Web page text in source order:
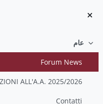
طيعام
Forum News
ALL'A.A. 2025/2026
Contatti